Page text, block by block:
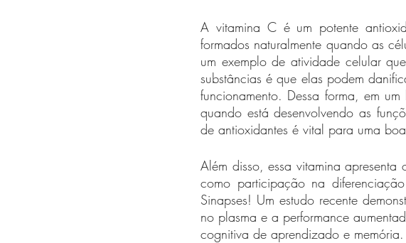
A vitamina C é um potente
formados naturalmente quando as
um exemplo de atividade celular
substâncias é que elas podem
funcionamento. Dessa forma, em
quando está desenvolvendo as
de antioxidantes é vital para uma
Além disso, essa vitamina apresenta
como participação na
Sinapses! Um estudo recente
no plasma e a performance
cognitiva de aprendizado e memória.